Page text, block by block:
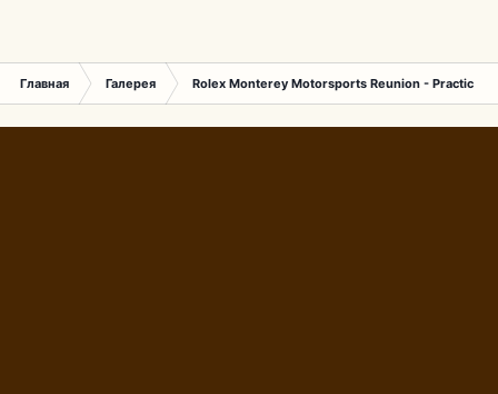
Главная Галерея Rolex Monterey Motorsports Reunion - Practice